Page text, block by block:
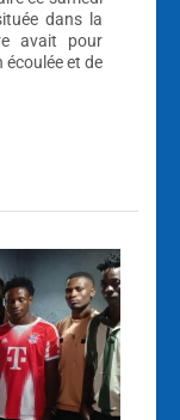
dans la
avait pour
écoulée et de